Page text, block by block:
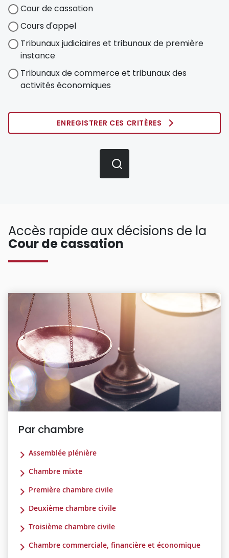
Cour de cassation
Cours d'appel
Tribunaux judiciaires et tribunaux de première
instance
Tribunaux de commerce et tribunaux des
activités économiques
ENREGISTRER CES CRITÈRES
Accès rapide aux décisions de la
Cour de cassation
Par chambre
Assemblée plénière
Chambre mixte
Première chambre civile
Deuxième chambre civile
Troisième chambre civile
Chambre commerciale, financière et économique